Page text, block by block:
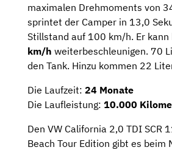
maximalen Drehmoments von
sprintet der Camper in 13,0
Stillstand auf 100 km/h. Er kann
km/h weiterbeschleunigen. 70
den Tank. Hinzu kommen 22
Die Laufzeit: 24 Monate
Die Laufleistung: 10.000
Den VW California 2,0 TDI SCR
Beach Tour Edition gibt es beim